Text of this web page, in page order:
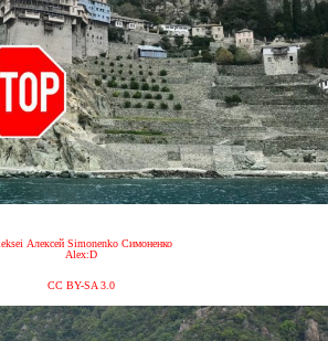
Алексей Simonenko Симоненко
Alex:D
CC BY-SA 3.0